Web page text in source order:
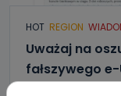
HOT REGION
Uważaj na
fałszywego